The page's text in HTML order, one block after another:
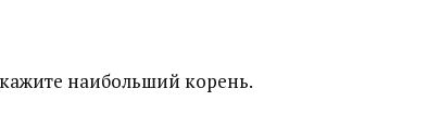
наибольший корень.